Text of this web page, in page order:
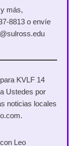
más,
8813 o envíe
KVLF 14
Ustedes por
noticias locales
Leo